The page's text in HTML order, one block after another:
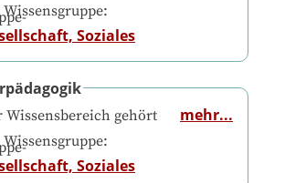
Soziales
Wissensbereich gehört
Soziales
mehr...